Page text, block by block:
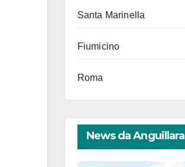
Santa Marinella
Fiumicino
Roma
News da Anguillara